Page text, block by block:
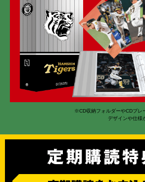
※CD収納フォルダーやCDプレ
デザインや仕様